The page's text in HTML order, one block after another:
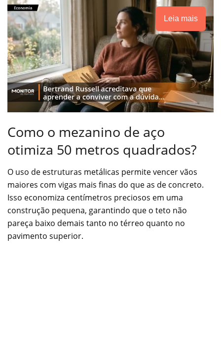
Leia mais
Como o mezanino de aço
otimiza 50 metros quadrados?
O uso de estruturas metálicas permite vencer vãos
maiores com vigas mais finas do que as de concreto.
Isso economiza centímetros preciosos em uma
construção pequena, garantindo que o teto não
pareça baixo demais tanto no térreo quanto no
pavimento superior.